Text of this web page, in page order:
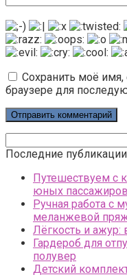
Сохранить моё имя,
браузере для
Последние публикации
Путешествуем с
юных пассажиров
Ручная работа с
меланжевой
Лёгкость и ажур:
Гардероб для
полувер
Детский